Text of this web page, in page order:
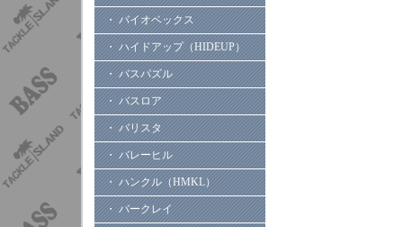
・ バイオベックス
・ ハイドアップ（HIDEUP）
・ バスパズル
・ バスロア
・ バリスタ
・ バレーヒル
・ ハンクル（HMKL）
・ バークレイ